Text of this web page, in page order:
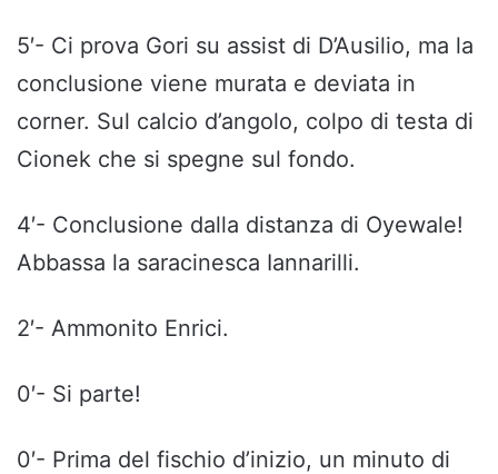
5′- Ci prova Gori su assist di D’Ausilio, ma la
conclusione viene murata e deviata in
corner. Sul calcio d’angolo, colpo di testa di
Cionek che si spegne sul fondo.
4′- Conclusione dalla distanza di Oyewale!
Abbassa la saracinesca Iannarilli.
2′- Ammonito Enrici.
0′- Si parte!
0′- Prima del fischio d’inizio, un minuto di